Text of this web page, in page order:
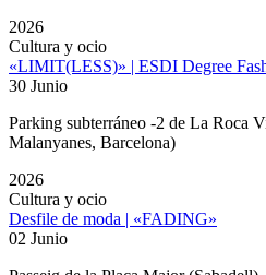
2026
Cultura y ocio
«LIMIT(LESS)» | ESDI Degree
30 Junio
Parking subterráneo -2 de La Roca
Malanyanes, Barcelona)
2026
Cultura y ocio
Desfile de moda | «FADING»
02 Junio